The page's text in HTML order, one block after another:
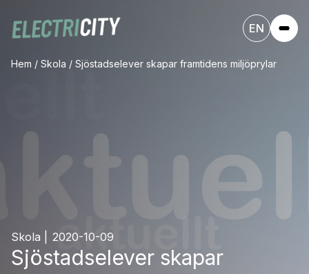
EN
Hem / Skola / Sjöstadselever skapar framtidens miljöprylar
Skola 2020-10-09
Sjöstadselever skapar